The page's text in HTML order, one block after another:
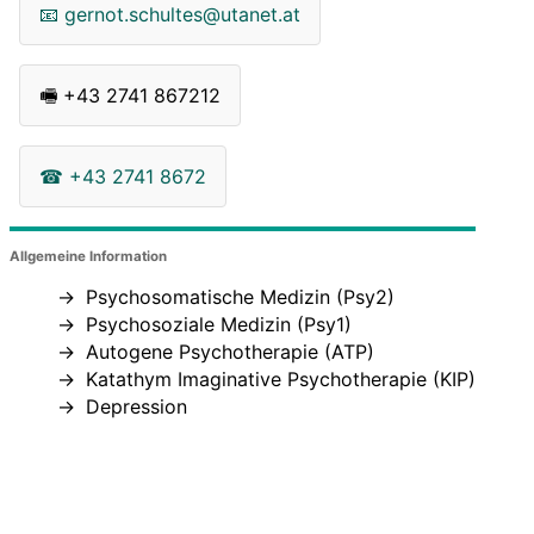
📧 gernot.schultes@utanet.at
🖷 +43 2741 867212
☎ +43 2741 8672
Allgemeine Information
Psychosomatische Medizin (Psy2)
Psychosoziale Medizin (Psy1)
Autogene Psychotherapie (ATP)
Katathym Imaginative Psychotherapie (KIP)
Depression